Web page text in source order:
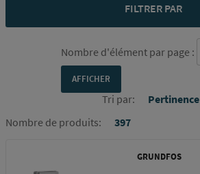
FILTRER PAR
Nombre de produits: 397
Nombre d'élément par page :
Tri par: Pertinence
GRUNDFOS